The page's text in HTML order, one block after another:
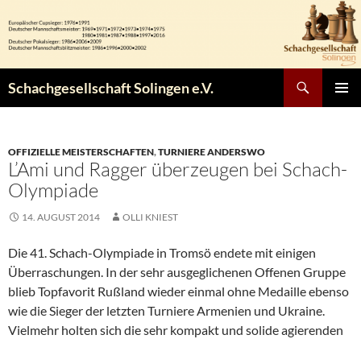
Inhalt
springen
Schachgesellschaft Solingen e.V.
OFFIZIELLE MEISTERSCHAFTEN,TURNIERE ANDERSWO
L’Ami und Ragger überzeugen bei Schach-
Olympiade
14. AUGUST 2014 OLLI KNIEST
Die 41. Schach-Olympiade in Tromsö endete mit einigen
Überraschungen. In der sehr ausgeglichenen Offenen Gruppe
blieb Topfavorit Rußland wieder einmal ohne Medaille ebenso
wie die Sieger der letzten Turniere Armenien und Ukraine.
Vielmehr holten sich die sehr kompakt und solide agierenden